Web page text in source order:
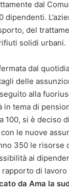
dal
dipendenti.
del
solidi urbani.
dal
delle
alla
tema di
100, si è deciso
le nuove
350 le risorse
ai
di lavoro
da Ama la